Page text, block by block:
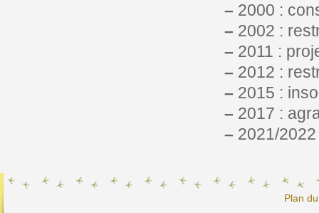
– 2000 :
– 2002 :
– 2011 :
– 2012 :
– 2015 :
– 2017 :
– 2021/
Plan